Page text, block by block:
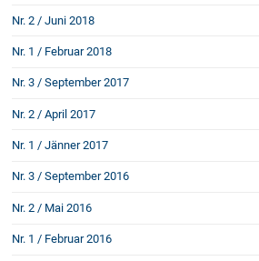
FAQ
Unternehmensnachfolge in der
Wichtige Vertragsklauseln bei Kauf-
Checklisten: Haus-, Wohnungs- und
Checkliste: Mietvertrag
Nr. 2 / Juni 2018
Nr. 1 / Februar 2018
Nr. 3 / September 2017
Nr. 2 / April 2017
Nr. 1 / Jänner 2017
Nr. 3 / September 2016
Nr. 2 / Mai 2016
Nr. 1 / Februar 2016